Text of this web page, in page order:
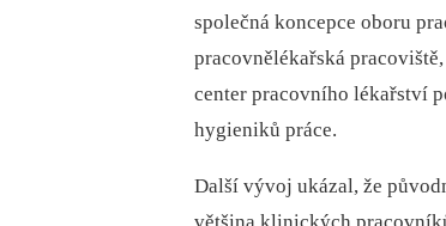
společná koncepce oboru
pracovnělékařská
center pracovního lékařství
hygieniků práce.
Další vývoj ukázal, že